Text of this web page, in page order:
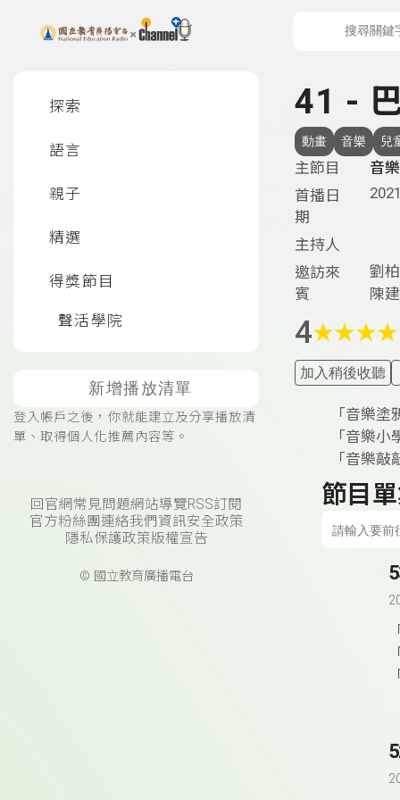
上方功能區塊
探索
語言
親子
精選
得獎節目
聲活學院
新增播放清單
登入帳戶之後，你就能建立及分享播放清
單、取得個人化推薦內容等。
回官網常見問題網站導覽RSS訂閱
官方粉絲團連絡我們 資訊安全政策
隱私保護政策版權宣告
© 國立教育廣播電台
41 -
動畫 音樂 兒
主節目
音
首播日
期
主持人
邀訪來
賓
劉
陳
4★★★★
加入稍後收聽
「音樂
「音樂
「音樂
節目